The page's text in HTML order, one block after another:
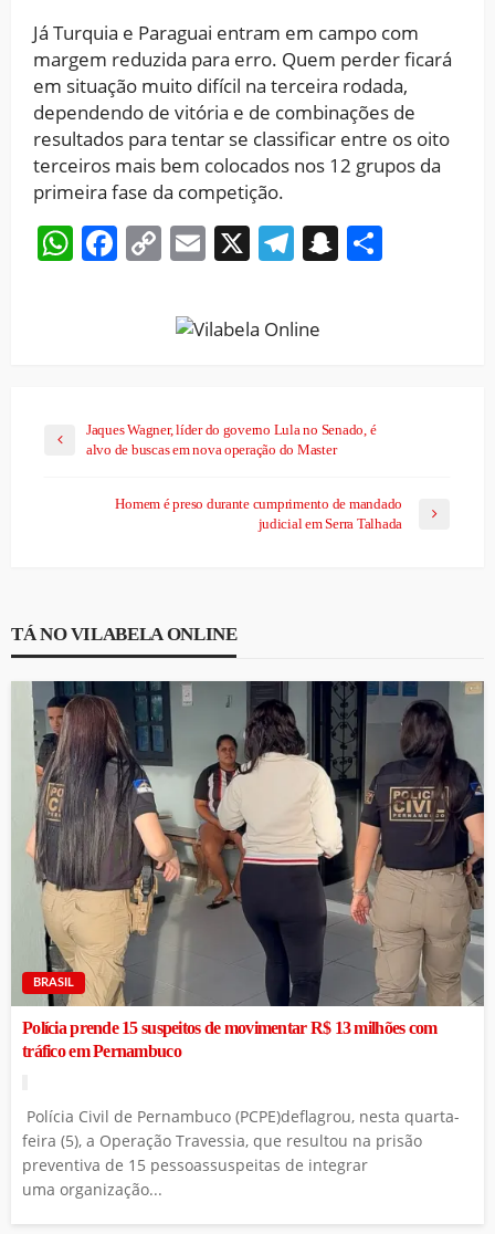
Já Turquia e Paraguai entram em campo com
margem reduzida para erro. Quem perder ficará
em situação muito difícil na terceira rodada,
dependendo de vitória e de combinações de
resultados para tentar se classificar entre os oito
terceiros mais bem colocados nos 12 grupos da
primeira fase da competição.
WhatsApp
Facebook
CopyEmail
X Telegram
Snapchat
Jaques Wagner, líder do governo Lula no Senado, é
alvo de buscas em nova operação do Master
Homem é preso durante cumprimento de mandado
judicial em Serra Talhada
TÁ NO VILABELA ONLINE
BRASIL
Polícia prende 15 suspeitos de movimentar R$ 13 milhões com
tráfico em Pernambuco
Polícia Civil de Pernambuco (PCPE)deflagrou, nesta quarta-
feira (5), a Operação Travessia, que resultou na prisão
preventiva de 15 pessoassuspeitas de integrar
uma organização...